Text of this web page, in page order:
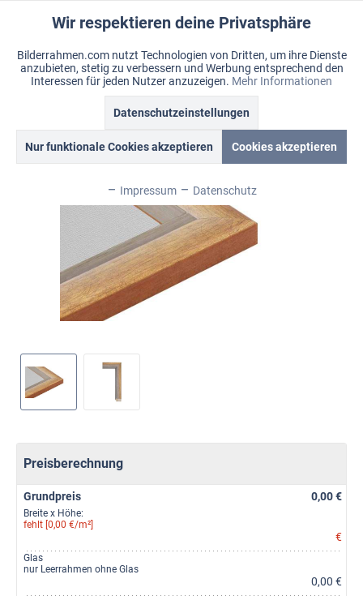
Warenkorb
Merkzettel Mein Konto
Menü
Fancy
Preisberechnung
Grundpreis 0,00 €
Breite x Höhe:
fehlt [0,00 €/m²]
€
Glas
nur Leerrahmen ohne Glas
0,00 €
Funktionale Aktiv
Marketing Inaktiv
Inaktiv
Inaktiv
Wir respektieren deine Privatsphäre
Bilderrahmen.com nutzt Technologien von Dritten, um ihre Dienste
anzubieten, stetig zu verbessern und Werbung entsprechend den
Interessen für jeden Nutzer anzuzeigen. Mehr Informationen
Datenschutzeinstellungen
Nur funktionale Cookies akzeptieren Cookies akzeptieren
Impressum Datenschutz